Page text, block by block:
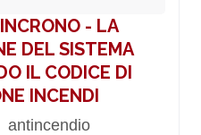
- LA
DEL SISTEMA
IL CODICE DI
INCENDI
antincendio